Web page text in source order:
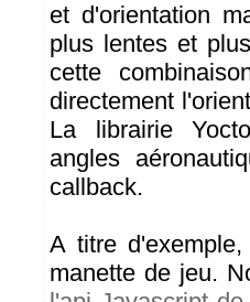
et d'orientation
plus lentes et
cette
directement
La librairie
angles
callback.
A titre
manette de jeu.